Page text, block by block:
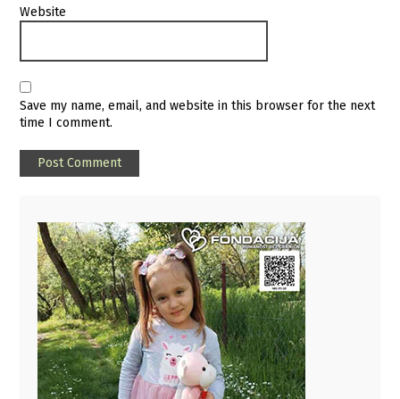
Website
Save my name, email, and website in this browser for the next
time I comment.